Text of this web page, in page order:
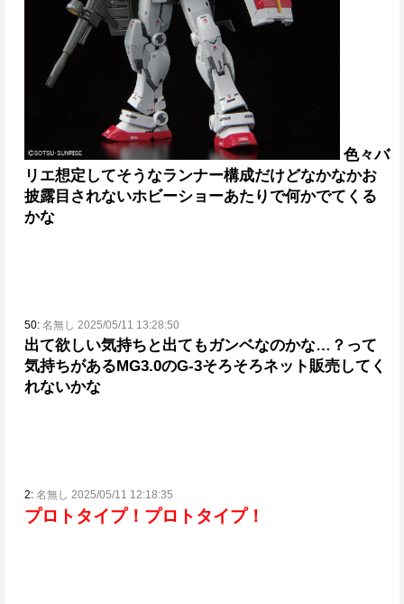
色々バ
リエ想定してそうなランナー構成だけどなかなかお
披露目されないホビーショーあたりで何かでてくる
かな
50: 名無し 2025/05/11 13:28:50
出て欲しい気持ちと出てもガンベなのかな…？って
気持ちがあるMG3.0のG-3そろそろネット販売してく
れないかな
2: 名無し 2025/05/11 12:18:35
プロトタイプ！プロトタイプ！